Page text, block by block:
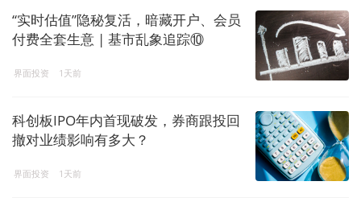
“实时估值”隐秘复活，暗藏开户、会员
付费全套生意 | 基市乱象追踪⑩
界面投资 1天前
科创板IPO年内首现破发，券商跟投回
撤对业绩影响有多大？
界面投资 1天前